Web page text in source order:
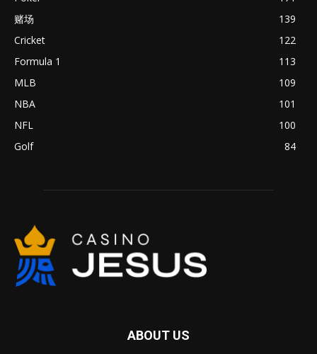
赌场
139
Cricket
122
Formula 1
113
MLB
109
NBA
101
NFL
100
Golf
84
ABOUT US